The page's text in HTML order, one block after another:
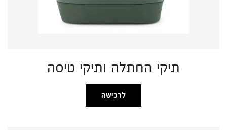
תיקי החתלה ותיקי טיסה
לרכישה